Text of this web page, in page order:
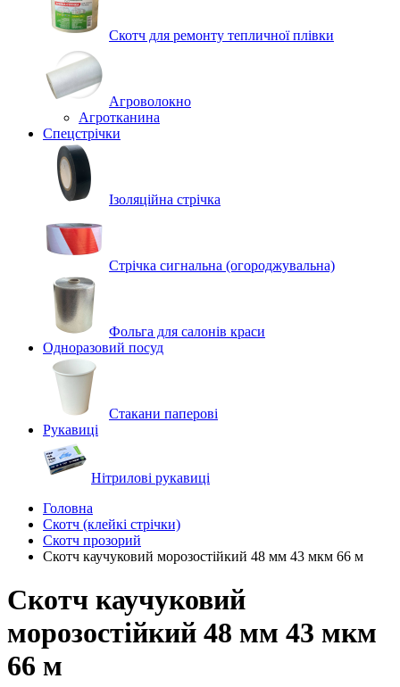
Скотч для ремонту тепличної плівки
Агроволокно
Агротканина
Спецстрічки
Ізоляційна стрічка
Стрічка сигнальна (огороджувальна)
Фольга для салонів краси
Одноразовий посуд
Стакани паперові
Рукавиці
Нітрилові рукавиці
Головна
Скотч (клейкі стрічки)
Скотч прозорий
Скотч каучуковий морозостійкий 48 мм 43 мкм 66 м
Скотч каучуковий
морозостійкий 48 мм 43 мкм
66 м